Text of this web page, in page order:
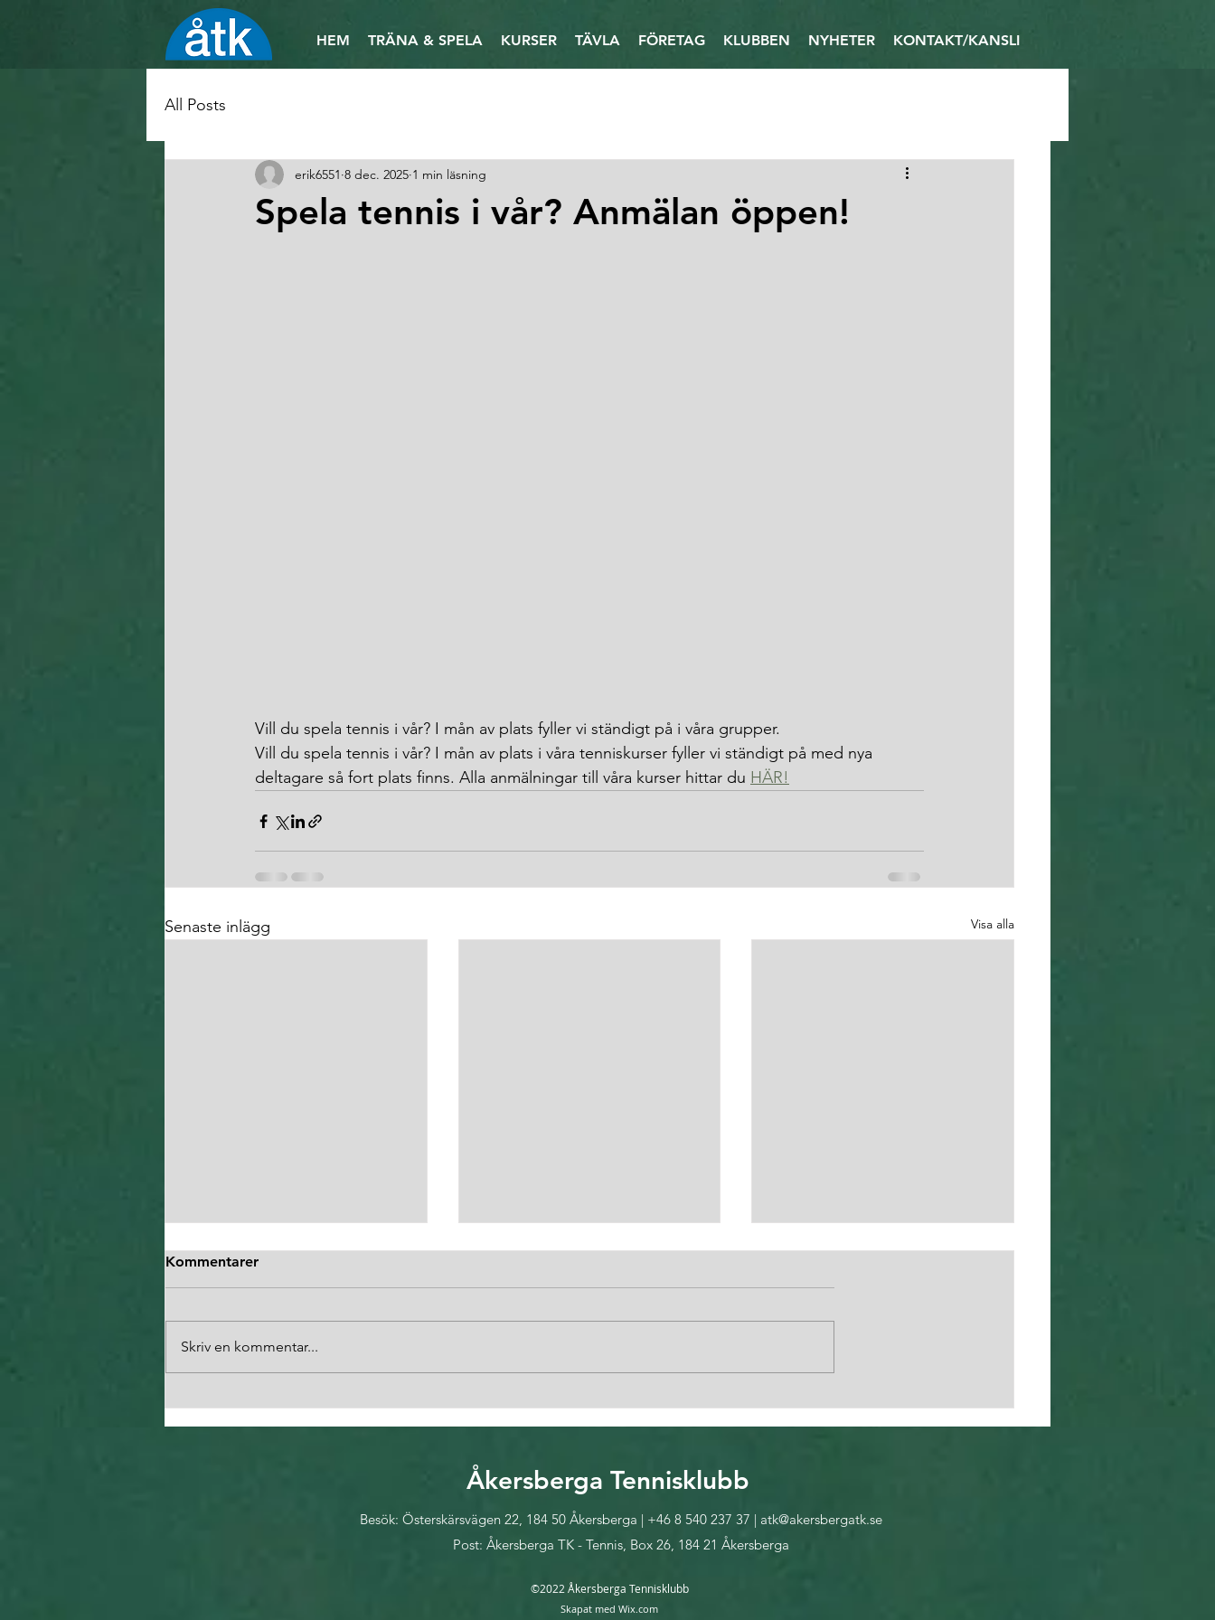
HEM TRÄNA & SPELA KURSER TÄVLA FÖRETAG KLUBBEN NYHETER KONTAKT/KANSLI
All Posts
Spela tennis i vår? Anmälan öppen!
erik6551 8 dec. 2025 1 min läsning
Vill du spela tennis i vår? I mån av plats fyller vi ständigt på i våra grupper.
Vill du spela tennis i vår? I mån av plats i våra tenniskurser fyller vi ständigt på med nya
deltagare så fort plats finns. Alla anmälningar till våra kurser hittar du HÄR!
Senaste inlägg Visa alla
öppen
maj
33 Anmälan är öppen
Kommentarer
Skriv en kommentar...
Åkersberga Tennisklubb
Besök: Österskärsvägen 22, 184 50 Åkersberga | +46 8 540 237 37 | atk@akersbergatk.se
Post: Åkersberga TK - Tennis, Box 26, 184 21 Åkersberga
©2022 Åkersberga Tennisklubb
Skapat med Wix.com